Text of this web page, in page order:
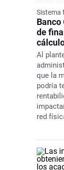
Sistema
de
Al
que la
podría
red